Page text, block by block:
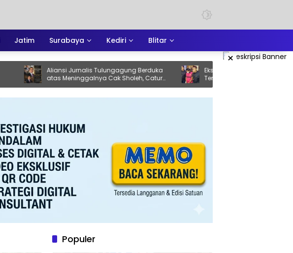
Jatim Surabaya Kediri Blitar
×
Aliansi Jurnalis Tulungagung Berduka
atas Meninggalnya Cak Sholeh, Catur
Santoso: “Beliau Pejuang Keadilan yang
Eks Ketua DPRD Ponorogo Resmi
Tersangka Kasus Korupsi Tunjangan
Perumahan
Populer